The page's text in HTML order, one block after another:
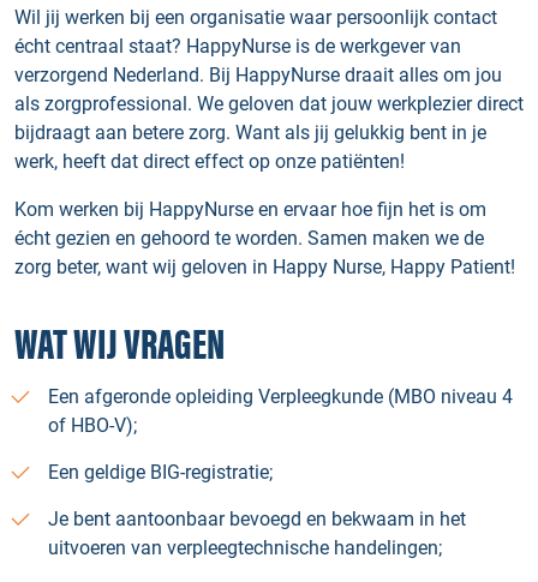
Wil jij werken bij een organisatie waar persoonlijk contact
écht centraal staat? HappyNurse is de werkgever van
verzorgend Nederland. Bij HappyNurse draait alles om jou
als zorgprofessional. We geloven dat jouw werkplezier direct
bijdraagt aan betere zorg. Want als jij gelukkig bent in je
werk, heeft dat direct effect op onze patiënten!
Kom werken bij HappyNurse en ervaar hoe fijn het is om
écht gezien en gehoord te worden. Samen maken we de
zorg beter, want wij geloven in Happy Nurse, Happy Patient!
WAT WIJ VRAGEN
Een afgeronde opleiding Verpleegkunde (MBO niveau 4
of HBO-V);
Een geldige BIG-registratie;
Je bent aantoonbaar bevoegd en bekwaam in het
uitvoeren van verpleegtechnische handelingen;